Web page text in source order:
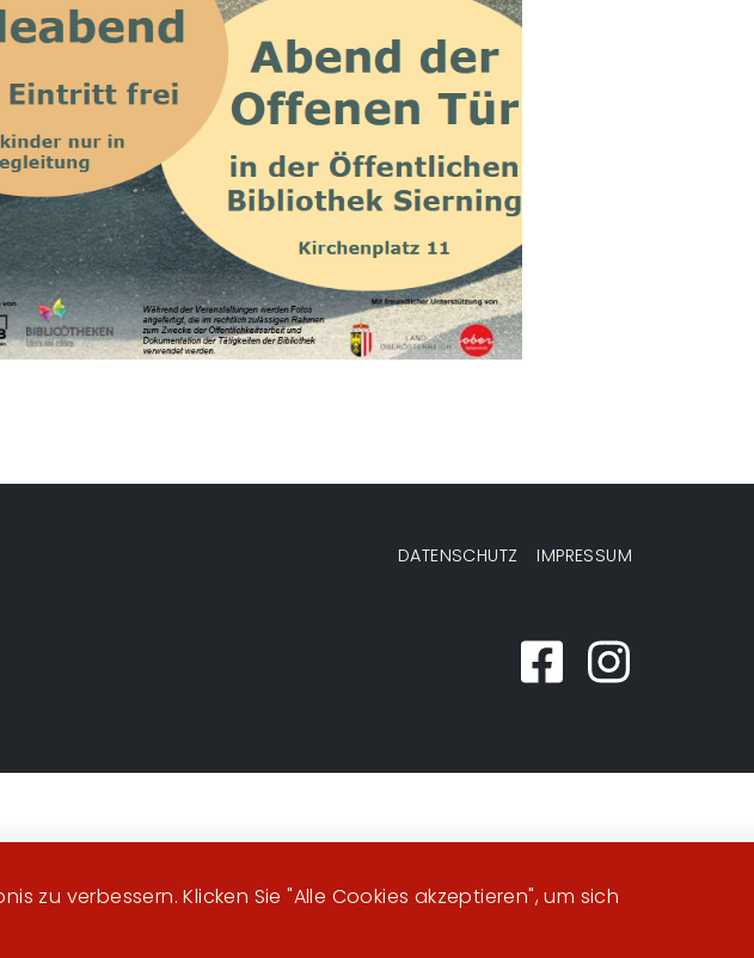
DATENSCHUTZ IMPRESSUM
Image Image
zu verbessern. Klicken Sie "Alle Cookies akzeptieren", um sich